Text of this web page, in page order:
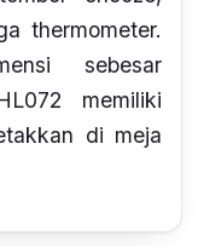
thermometer.
sebesar
memiliki
di meja